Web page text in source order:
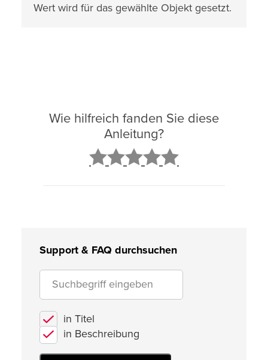
Wert wird für das gewählte Objekt gesetzt.
Wie hilfreich fanden Sie diese
Anleitung?
Support & FAQ durchsuchen
in Titel
in Beschreibung